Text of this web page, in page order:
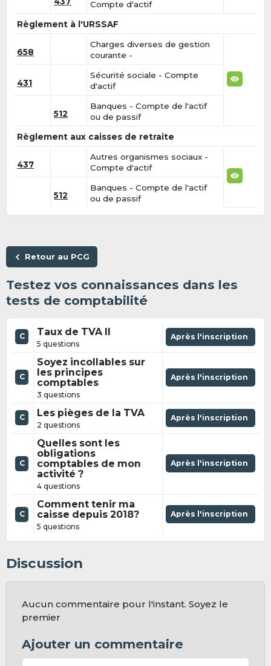
Compte d'actif
Règlement à l'URSSAF
658
Charges diverses de gestion
courante -
431
Sécurité sociale - Compte
d'actif
512
Banques - Compte de l'actif
ou de passif
Règlement aux caisses de retraite
437
Autres organismes sociaux -
Compte d'actif
512
Banques - Compte de l'actif
ou de passif
Retour au PCG
Testez vos connaissances dans les
tests de comptabilité
C Taux de TVA II
5 questions
Après l'inscription
C
Soyez incollables sur
les principes
comptables
3 questions
Après l'inscription
C Les pièges de la TVA
2 questions
Après l'inscription
C
Quelles sont les
obligations
comptables de mon
activité ?
4 questions
Après l'inscription
C
Comment tenir ma
caisse depuis 2018?
5 questions
Après l'inscription
Discussion
Aucun commentaire pour l'instant. Soyez le
premier
Ajouter un commentaire